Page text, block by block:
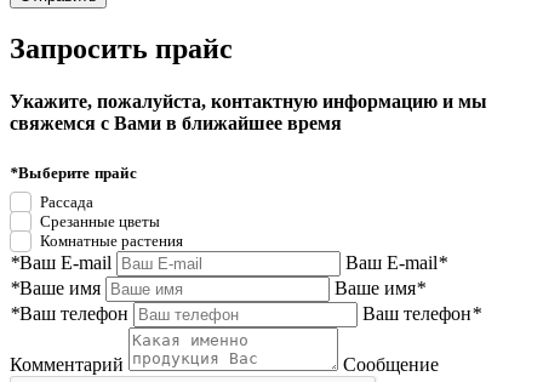
Запросить прайс
Укажите, пожалуйста, контактную информацию и мы
свяжемся с Вами в ближайшее время
*Выберите прайс
Рассада
Срезанные цветы
Комнатные растения
*Ваш E-mail Ваш E-mail*
*Ваше имя Ваше имя*
*Ваш телефон Ваш телефон*
Комментарий Сообщение